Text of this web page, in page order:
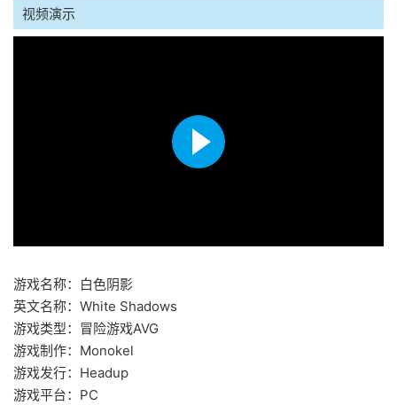
视频演示
游戏名称：白色阴影
英文名称：White Shadows
游戏类型：冒险游戏AVG
游戏制作：Monokel
游戏发行：Headup
游戏平台：PC